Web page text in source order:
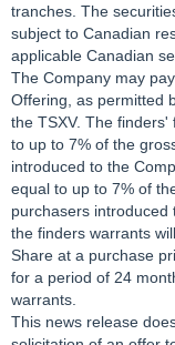
tranches. The
subject to Canadian
applicable Canadian
The Company may
Offering, as permitted
the TSXV. The
to up to 7% of the
introduced to the
equal to up to 7% of
purchasers introduced
the finders warrants
Share at a purchase
for a period of 24
warrants.
This news release